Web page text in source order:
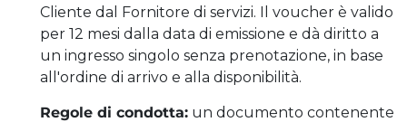
Cliente dal Fornitore di servizi. Il voucher è valido
per 12 mesi dalla data di emissione e dà diritto a
un ingresso singolo senza prenotazione, in base
all'ordine di arrivo e alla disponibilità.
Regole di condotta: un documento contenente